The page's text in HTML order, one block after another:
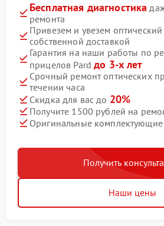
Бесплатная диагностика
ремонта
Привезем и увезем
собственной доставкой
Гарантия на наши работы по
прицелов Pardдо 3-х лет
Срочный ремонт оптических
течении часа
Скидка для вас до 20%
Получите 1500 рублей на
Оригинальные комплектующие
Получить
Наши цены